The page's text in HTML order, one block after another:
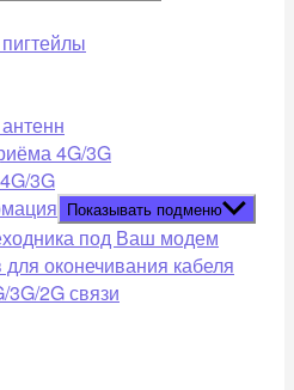
4G/3G
3G
Показывать подменю
под Ваш модем
оконечивания кабеля
2G связи